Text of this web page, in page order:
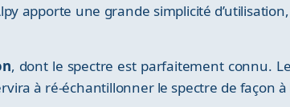
apporte une grande simplicité
, dont le spectre est parfaitement connu.
à ré-échantillonner le spectre de façon